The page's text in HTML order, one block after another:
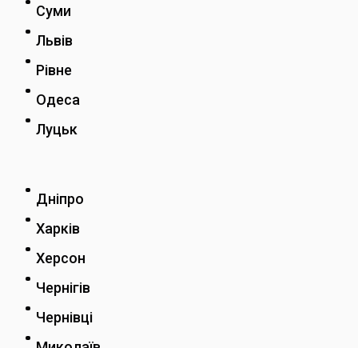
Суми
Львів
Рівне
Одеса
Луцьк
Дніпро
Харків
Херсон
Чернігів
Чернівці